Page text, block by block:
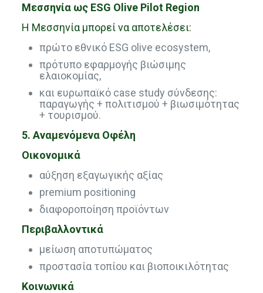
Μεσσηνία ως ESG Olive Pilot Region
Η Μεσσηνία μπορεί να αποτελέσει:
πρώτο εθνικό ESG olive ecosystem,
πρότυπο εφαρμογής βιώσιμης
ελαιοκομίας,
και ευρωπαϊκό case study σύνδεσης:
παραγωγής + πολιτισμού + βιωσιμότητας
+ τουρισμού.
5. Αναμενόμενα Οφέλη
Οικονομικά
αύξηση εξαγωγικής αξίας
premium positioning
διαφοροποίηση προϊόντων
Περιβαλλοντικά
μείωση αποτυπώματος
προστασία τοπίου και βιοποικιλότητας
Κοινωνικά